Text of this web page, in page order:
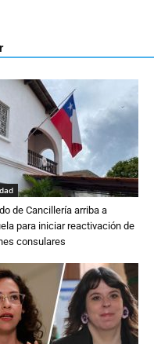
de Cancillería arriba a
para iniciar reactivación de
consulares